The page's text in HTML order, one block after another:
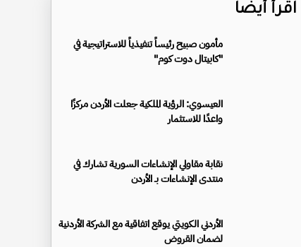
اقرأ أيضا
مأمون صبيح رئيساً تنفيذياً للاستراتيجية في
"كابيتال دوت كوم"
العيسوي: الرؤية الملكية جعلت الأردن مركزًا
واعدًا للاستثمار
نقابة مقاولي الإنشاءات السورية تشارك في
منتدى الإنشاءات بـ الأردن
الأردني الكويتي يوقع اتفاقية مع الشركة الأردنية
لضمان القروض